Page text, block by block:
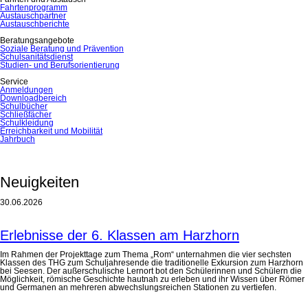
Fahrtenprogramm
Austauschpartner
Austauschberichte
Beratungsangebote
Soziale Beratung und Prävention
Schulsanitätsdienst
Studien- und Berufsorientierung
Service
Anmeldungen
Downloadbereich
Schulbücher
Schließfächer
Schulkleidung
Erreichbarkeit und Mobilität
Jahrbuch
Neuigkeiten
30.06.2026
Erlebnisse der 6. Klassen am Harzhorn
Im Rahmen der Projekttage zum Thema „Rom“ unternahmen die vier sechsten
Klassen des THG zum Schuljahresende die traditionelle Exkursion zum Harzhorn
bei Seesen. Der außerschulische Lernort bot den Schülerinnen und Schülern die
Möglichkeit, römische Geschichte hautnah zu erleben und ihr Wissen über Römer
und Germanen an mehreren abwechslungsreichen Stationen zu vertiefen.